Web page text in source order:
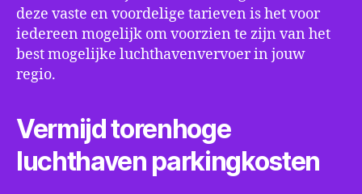
deze vaste en voordelige tarieven is het voor
iedereen mogelijk om voorzien te zijn van het
best mogelijke luchthavenvervoer in jouw
regio.
Vermijd torenhoge
luchthaven parkingkosten